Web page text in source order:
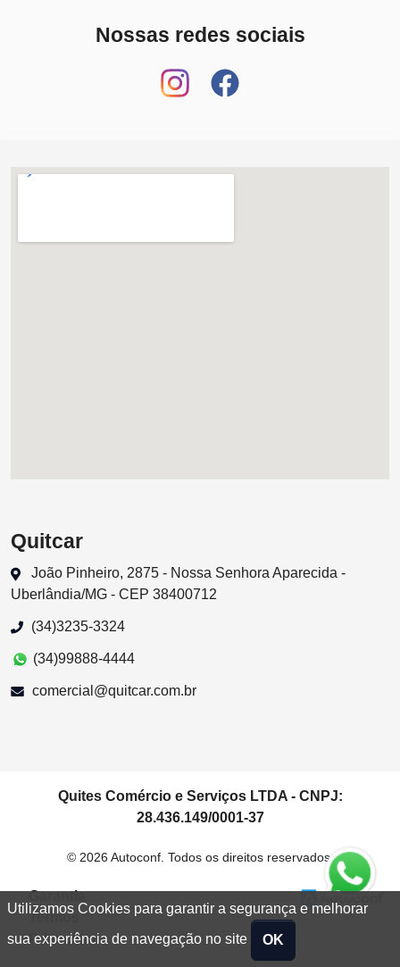
Utilizamos Cookies para garantir a segurança e melhorar
sua experiência de navegação no site OK
Nossas redes sociais
Quitcar
João Pinheiro, 2875 - Nossa Senhora Aparecida -
Uberlândia/MG - CEP 38400712
(34)3235-3324
(34)99888-4444
comercial@quitcar.com.br
Quites Comércio e Serviços LTDA - CNPJ:
28.436.149/0001-37
© 2026 Autoconf. Todos os direitos reservados.
Garantia
Termos
Privacidade